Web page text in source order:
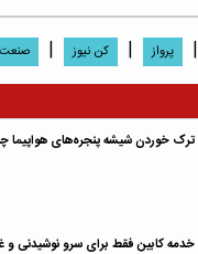
| پرواز | کن نیوز | صنعت
ترک خوردن شیشه‌ پنجره‌های هواپیما
خدمه کابین فقط برای سرو نوشیدنی و